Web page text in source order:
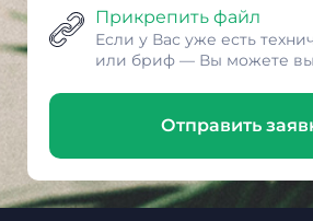
Прикрепить файл
Если у Вас уже есть
или бриф — Вы можете
Отправить